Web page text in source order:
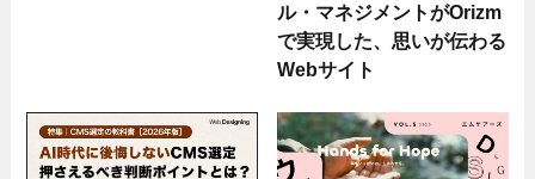
ル・マネジメントがOrizm
で実現した、思いが伝わる
Webサイト